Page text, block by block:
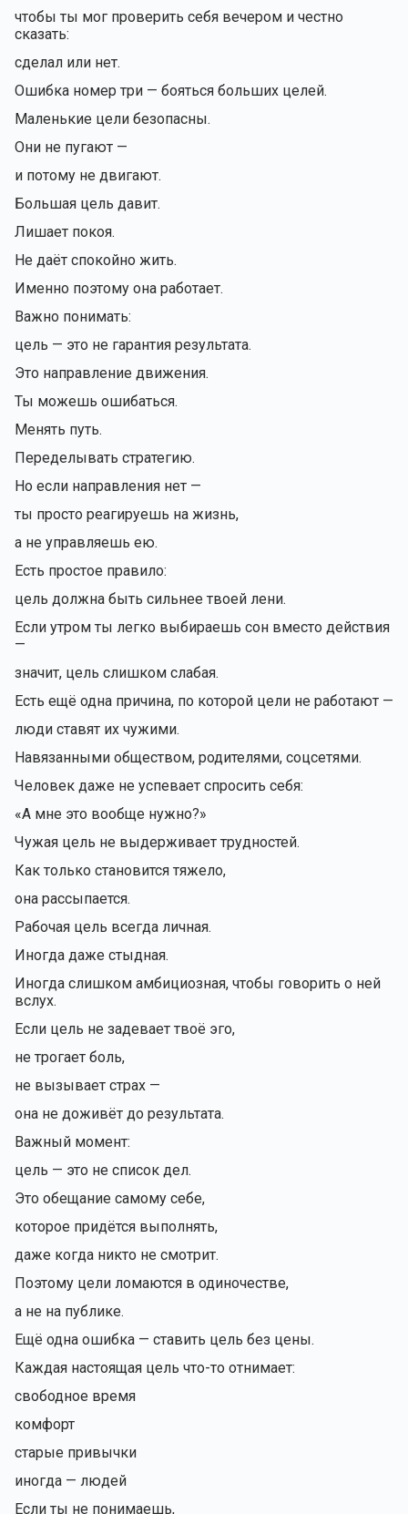
чтобы ты мог проверить себя вечером и честно
сказать:
сделал или нет.
Ошибка номер три — бояться больших целей.
Маленькие цели безопасны.
Они не пугают —
и потому не двигают.
Большая цель давит.
Лишает покоя.
Не даёт спокойно жить.
Именно поэтому она работает.
Важно понимать:
цель — это не гарантия результата.
Это направление движения.
Ты можешь ошибаться.
Менять путь.
Переделывать стратегию.
Но если направления нет —
ты просто реагируешь на жизнь,
а не управляешь ею.
Есть простое правило:
цель должна быть сильнее твоей лени.
Если утром ты легко выбираешь сон вместо действия
—
значит, цель слишком слабая.
Есть ещё одна причина, по которой цели не работают —
люди ставят их чужими.
Навязанными обществом, родителями, соцсетями.
Человек даже не успевает спросить себя:
«А мне это вообще нужно?»
Чужая цель не выдерживает трудностей.
Как только становится тяжело,
она рассыпается.
Рабочая цель всегда личная.
Иногда даже стыдная.
Иногда слишком амбициозная, чтобы говорить о ней
вслух.
Если цель не задевает твоё эго,
не трогает боль,
не вызывает страх —
она не доживёт до результата.
Важный момент:
цель — это не список дел.
Это обещание самому себе,
которое придётся выполнять,
даже когда никто не смотрит.
Поэтому цели ломаются в одиночестве,
а не на публике.
Ещё одна ошибка — ставить цель без цены.
Каждая настоящая цель что-то отнимает:
свободное время
комфорт
старые привычки
иногда — людей
Если ты не понимаешь,